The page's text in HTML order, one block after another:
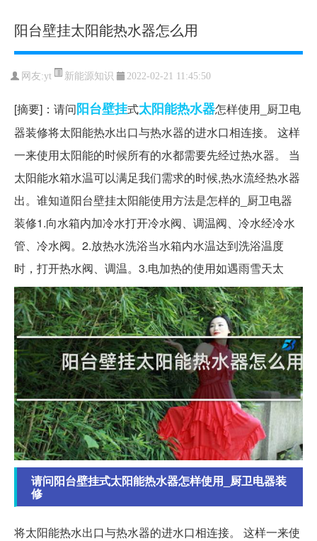
阳台壁挂太阳能热水器怎么用
网友:yt 新能源知识 2022-02-21 11:45:50
[摘要]：请问阳台壁挂式太阳能热水器怎样使用_厨卫电
器装修将太阳能热水出口与热水器的进水口相连接。 这样
一来使用太阳能的时候所有的水都需要先经过热水器。 当
太阳能水箱水温可以满足我们需求的时候,热水流经热水器
出。谁知道阳台壁挂太阳能使用方法是怎样的_厨卫电器
装修1.向水箱内加冷水打开冷水阀、调温阀、冷水经冷水
管、冷水阀。2.放热水洗浴当水箱内水温达到洗浴温度
时，打开热水阀、调温。3.电加热的使用如遇雨雪天太
请问阳台壁挂式太阳能热水器怎样使用_厨卫电器装
修
将太阳能热水出口与热水器的进水口相连接。 这样一来使